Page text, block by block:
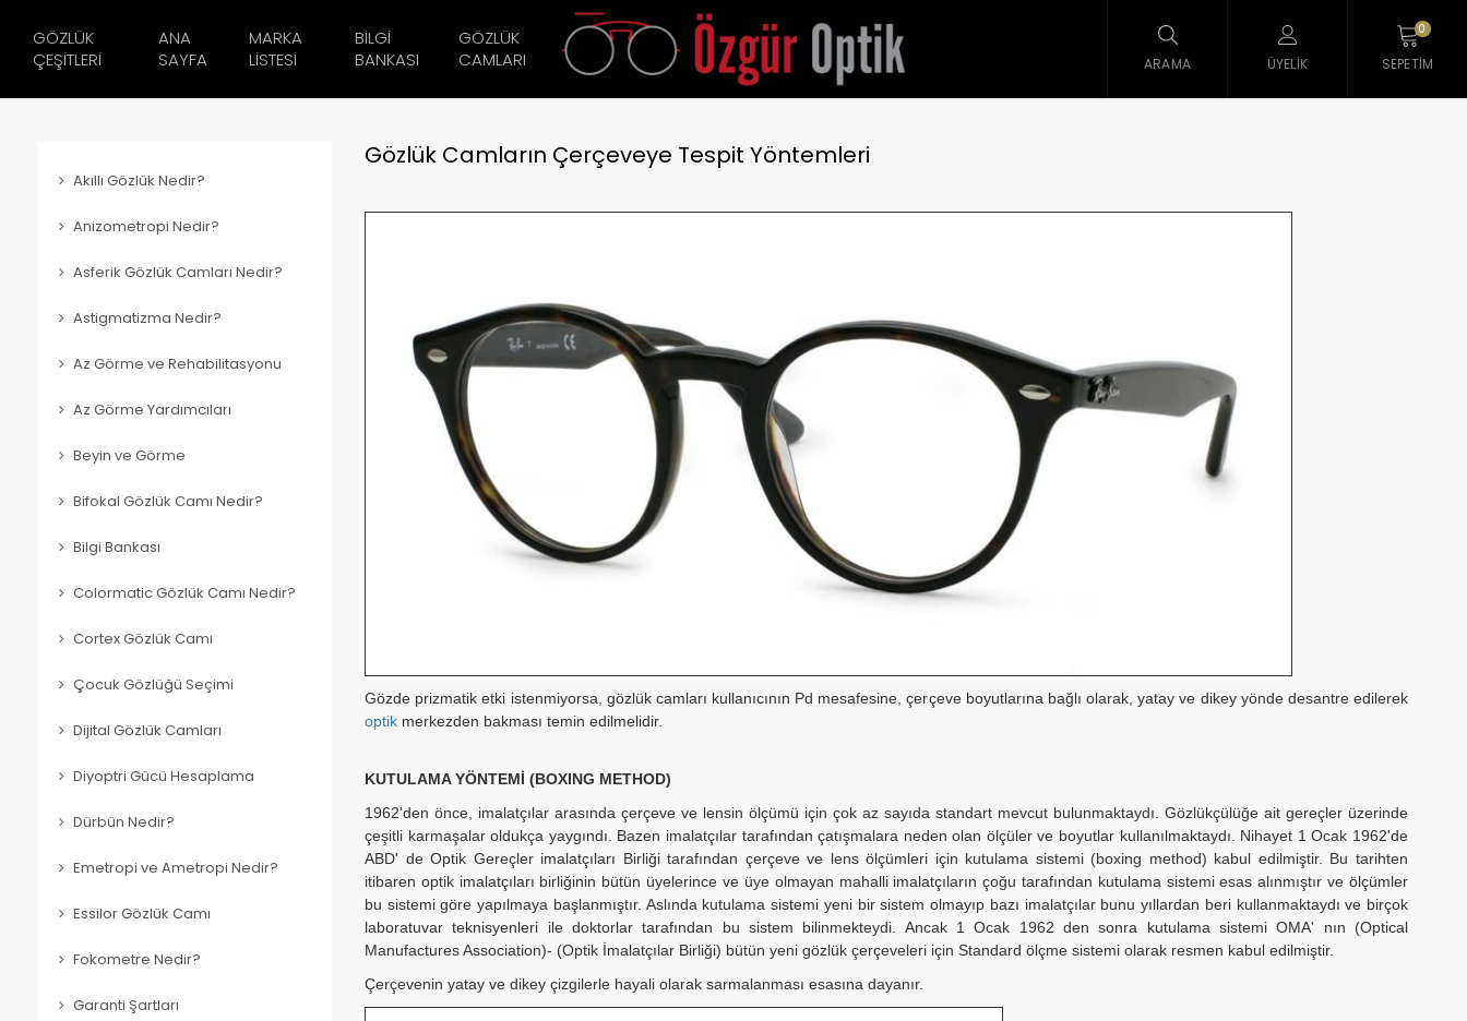
GÖZLÜK
ÇEŞITLERI
ANA
SAYFA
MARKA
LISTESI
BILGI
BANKASI
GÖZLÜK
CAMLARI
ARAMA ÜYELIK
0
SEPETIM
Akıllı Gözlük Nedir?
Anizometropi Nedir?
Asferik Gözlük Camları Nedir?
Astigmatizma Nedir?
Az Görme ve Rehabilitasyonu
Az Görme Yardımcıları
Beyin ve Görme
Bifokal Gözlük Camı Nedir?
Bilgi Bankası
Colormatic Gözlük Camı Nedir?
Cortex Gözlük Camı
Çocuk Gözlüğü Seçimi
Dijital Gözlük Camları
Diyoptri Gücü Hesaplama
Dürbün Nedir?
Emetropi ve Ametropi Nedir?
Essilor Gözlük Camı
Fokometre Nedir?
Garanti Şartları
Gözlük Camların Çerçeveye Tespit Yöntemleri
Gözde prizmatik etki istenmiyorsa, gözlük camları kullanıcının Pd mesafesine, çerçeve boyutlarına bağlı olarak, yatay ve dikey yönde desantre edilerek
optik merkezden bakması temin edilmelidir.
KUTULAMA YÖNTEMİ (BOXING METHOD)
1962'den önce, imalatçılar arasında çerçeve ve lensin ölçümü için çok az sayıda standart mevcut bulunmaktaydı. Gözlükçülüğe ait gereçler üzerinde
çeşitli karmaşalar oldukça yaygındı. Bazen imalatçılar tarafından çatışmalara neden olan ölçüler ve boyutlar kullanılmaktaydı. Nihayet 1 Ocak 1962'de
ABD' de Optik Gereçler imalatçıları Birliği tarafından çerçeve ve lens ölçümleri için kutulama sistemi (boxing method) kabul edilmiştir. Bu tarihten
itibaren optik imalatçıları birliğinin bütün üyelerince ve üye olmayan mahalli imalatçıların çoğu tarafından kutulama sistemi esas alınmıştır ve ölçümler
bu sistemi göre yapılmaya başlanmıştır. Aslında kutulama sistemi yeni bir sistem olmayıp bazı imalatçılar bunu yıllardan beri kullanmaktaydı ve birçok
laboratuvar teknisyenleri ile doktorlar tarafından bu sistem bilinmekteydi. Ancak 1 Ocak 1962 den sonra kutulama sistemi OMA' nın (Optical
Manufactures Association)- (Optik İmalatçılar Birliği) bütün yeni gözlük çerçeveleri için Standard ölçme sistemi olarak resmen kabul edilmiştir.
Çerçevenin yatay ve dikey çizgilerle hayali olarak sarmalanması esasına dayanır.